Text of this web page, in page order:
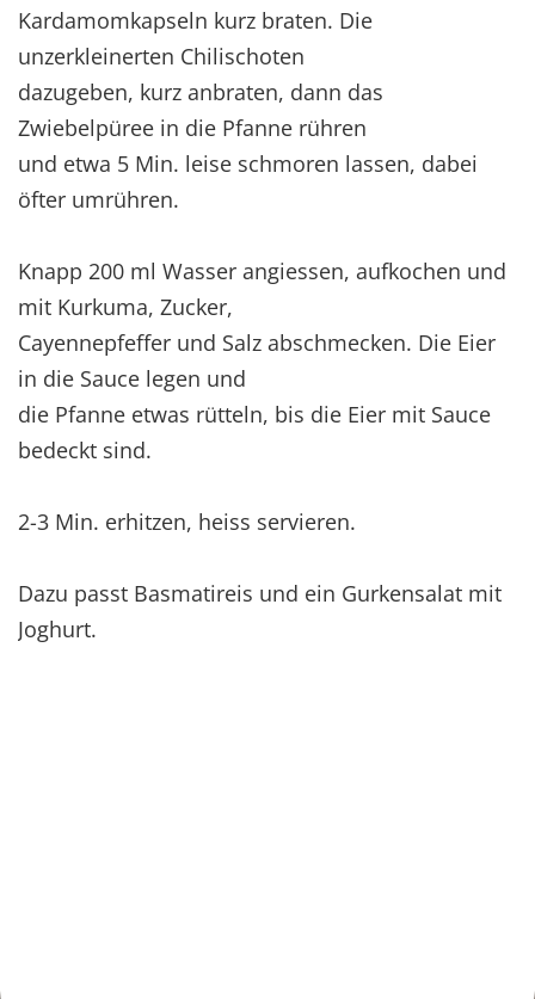
Kardamomkapseln kurz braten. Die
unzerkleinerten Chilischoten
dazugeben, kurz anbraten, dann das
Zwiebelpüree in die Pfanne rühren
und etwa 5 Min. leise schmoren lassen, dabei
öfter umrühren.
Knapp 200 ml Wasser angiessen, aufkochen und
mit Kurkuma, Zucker,
Cayennepfeffer und Salz abschmecken. Die Eier
in die Sauce legen und
die Pfanne etwas rütteln, bis die Eier mit Sauce
bedeckt sind.
2-3 Min. erhitzen, heiss servieren.
Dazu passt Basmatireis und ein Gurkensalat mit
Joghurt.